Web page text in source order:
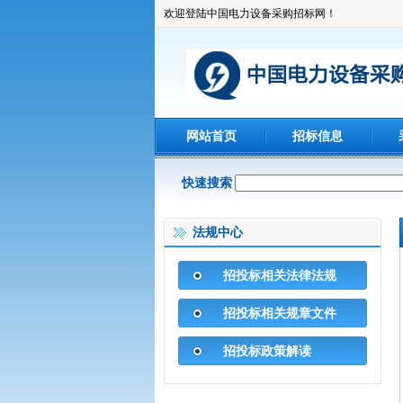
欢迎登陆中国电力设备采购招标网！
网站首页 招标信息
快速搜索
法规中心
招投标相关法律法规
招投标相关规章文件
招投标政策解读